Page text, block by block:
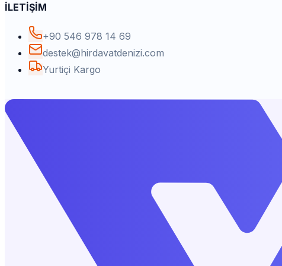
İLETİŞİM
+90 546 978 14 69
destek@hirdavatdenizi.com
Yurtiçi Kargo